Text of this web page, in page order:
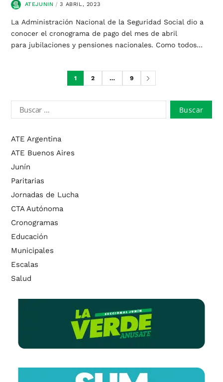
ATEJUNIN 3 ABRIL, 2023
La Administración Nacional de la Seguridad Social dio a
conocer el cronograma de pago del mes de abril
para jubilaciones y pensiones nacionales. Como todos…
1 2 … 9
ATE Argentina
ATE Buenos Aires
Junín
Paritarias
Jornadas de Lucha
CTA Autónoma
Cronogramas
Educación
Municipales
Escalas
Salud